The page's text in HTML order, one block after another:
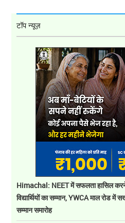
टॉप न्यूज़
Himachal: NEET में सफलता हासिल करने
विद्यार्थियों का सम्मान, YWCA माल रोड में
सम्मान समारोह